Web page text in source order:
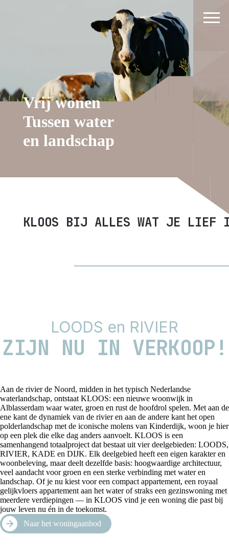
Vrij wonen
Tussen water
en landschap
KLOOS BIJ ALLES WAT JE LIEF
LOODS en RIVIER
ZIJN NU IN VERKOOP!
Aan de rivier de Noord, midden in het typisch Nederlandse
waterlandschap, ontstaat KLOOS: een nieuwe woonwijk in
Alblasserdam waar water, groen en rust de hoofdrol spelen. Met aan de
ene kant de dynamiek van de rivier en aan de andere kant het open
polderlandschap met de iconische molens van Kinderdijk, woon je hier
op een plek die elke dag anders aanvoelt. KLOOS is een
samenhangend totaalproject dat bestaat uit vier deelgebieden: LOODS,
RIVIER, KADE en DIJK. Elk deelgebied heeft een eigen karakter en
woonbeleving, maar deelt dezelfde basis: hoogwaardige architectuur,
veel aandacht voor groen en een sterke verbinding met water en
landschap. Of je nu kiest voor een compact appartement, een royaal
gelijkvloers appartement aan het water of straks een gezinswoning met
meerdere verdiepingen — in KLOOS vind je een woning die past bij
jouw leven nu én in de toekomst.
Naar het woningaanbod